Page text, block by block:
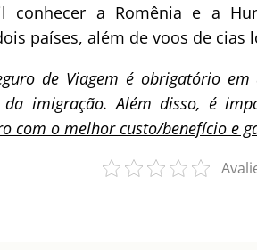
conhecer a Romênia e a
países, além de voos de cias
de Viagem é obrigatório
imigração. Além disso, é
com o melhor custo/benefício e